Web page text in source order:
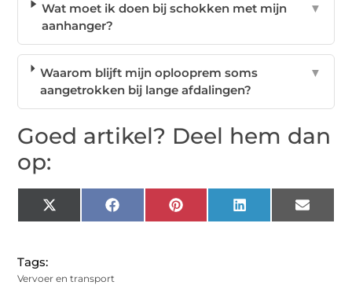
Wat moet ik doen bij schokken met mijn
aanhanger?
▼
Waarom blijft mijn oplooprem soms
aangetrokken bij lange afdalingen?
▼
Goed artikel? Deel hem dan
op:
X
(Twitter)
Facebook Pinterest LinkedIn Email
Tags:
Vervoer en transport